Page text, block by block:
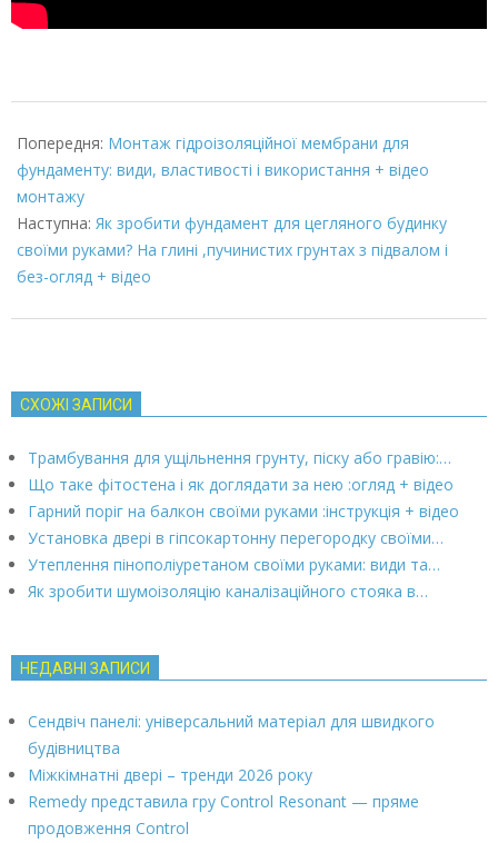
02-
03
Попередня: Монтаж гідроізоляційної мембрани для
фундаменту: види, властивості і використання + відео
монтажу
Наступна: Як зробити фундамент для цегляного будинку
своїми руками? На глині ,пучинистих грунтах з підвалом і
без-огляд + відео
СХОЖІ ЗАПИСИ
Трамбування для ущільнення грунту, піску або гравію:…
Що таке фітостена і як доглядати за нею :огляд + відео
Гарний поріг на балкон своїми руками :інструкція + відео
Установка двері в гіпсокартонну перегородку своїми…
Утеплення пінополіуретаном своїми руками: види та…
Як зробити шумоізоляцію каналізаційного стояка в…
НЕДАВНІ ЗАПИСИ
Сендвіч панелі: універсальний матеріал для швидкого
будівництва
Міжкімнатні двері – тренди 2026 року
Remedy представила гру Control Resonant — пряме
продовження Control